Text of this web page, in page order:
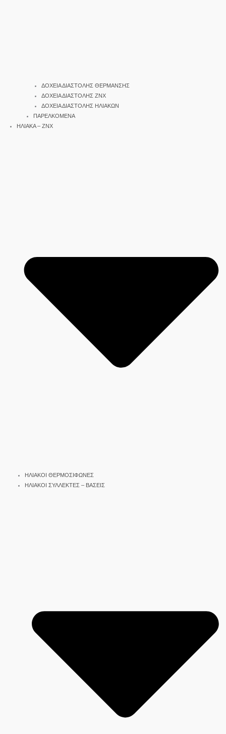
ΔΟΧΕΙΑ ΔΙΑΣΤΟΛΗΣ ΘΕΡΜΑΝΣΗΣ
ΔΟΧΕΙΑ ΔΙΑΣΤΟΛΗΣ ΖΝΧ
ΔΟΧΕΙΑ ΔΙΑΣΤΟΛΗΣ ΗΛΙΑΚΩΝ
ΠΑΡΕΛΚΟΜΕΝΑ
ΗΛΙΑΚΑ – ΖΝΧ
ΗΛΙΑΚΟΙ ΘΕΡΜΟΣΙΦΩΝΕΣ
ΗΛΙΑΚΟΙ ΣΥΛΛΕΚΤΕΣ – ΒΑΣΕΙΣ